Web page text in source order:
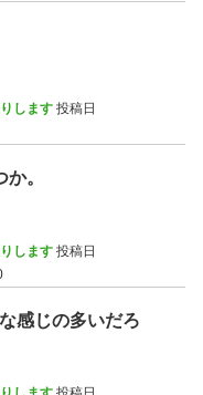
します 投稿日
。
します 投稿日
感じの多いだろ